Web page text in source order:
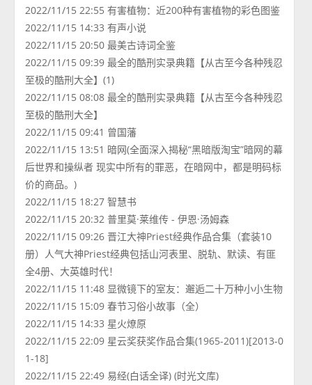
2022/11/15 22:55 有害植物：近200种有害植物的彩色图鉴
2022/11/15 14:33 有声小说
2022/11/15 20:50 最美古诗词全鉴
2022/11/15 09:39 最全的酷刑实录典籍【从古至今各种残忍
至极的酷刑大全】(1)
2022/11/15 08:08 最全的酷刑实录典籍【从古至今各种残忍
至极的酷刑大全】
2022/11/15 09:41 曾国藩
2022/11/15 13:51 暗网(全面深入揭秘“黑暗版淘宝”暗网的幕
后世界和操纵者 现实中所有的罪恶，在暗网中，都是明码标
价的商品。)
2022/11/15 18:27 智慧书
2022/11/15 20:32 普里莫·莱维传 - 伊恩·汤姆森
2022/11/15 09:26 晋江大神Priest经典作品合集（套装10
册）人气大神Priest经典包括山河表里、脱轨、默读、有匪
全4册、大英雄时代！
2022/11/15 11:48 显微镜下的室友：邂逅二十万种小小生物
2022/11/15 15:09 春节习俗小故事（全）
2022/11/15 14:33 星火燎原
2022/11/15 22:09 星云奖获奖作品合集(1965-2011)[2013-0
1-18]
2022/11/15 22:49 易经(白话全译) (时光文库)